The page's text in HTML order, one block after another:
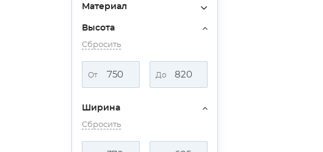
Материал
Высота
Сбросить
От До
Ширина
Сбросить